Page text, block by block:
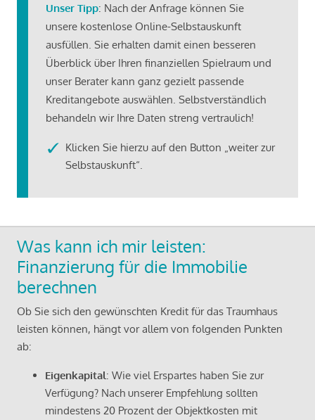
Unser Tipp: Nach der Anfrage können Sie
unsere kostenlose Online-Selbstauskunft
ausfüllen. Sie erhalten damit einen besseren
Überblick über Ihren finanziellen Spielraum und
unser Berater kann ganz gezielt passende
Kreditangebote auswählen. Selbstverständlich
behandeln wir Ihre Daten streng vertraulich!
Klicken Sie hierzu auf den Button „weiter zur
Selbstauskunft“.
Was kann ich mir leisten:
Finanzierung für die Immobilie
berechnen
Ob Sie sich den gewünschten Kredit für das Traumhaus
leisten können, hängt vor allem von folgenden Punkten
ab:
Eigenkapital: Wie viel Erspartes haben Sie zur
Verfügung? Nach unserer Empfehlung sollten
mindestens 20 Prozent der Objektkosten mit